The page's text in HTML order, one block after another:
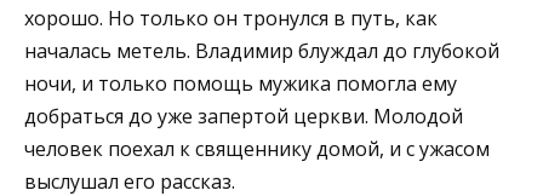
хорошо. Но только он тронулся в путь, как
началась метель. Владимир блуждал до глубокой
ночи, и только помощь мужика помогла ему
добраться до уже запертой церкви. Молодой
человек поехал к священнику домой, и с ужасом
выслушал его рассказ.